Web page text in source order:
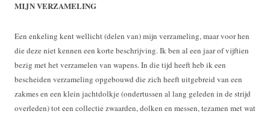
MIJN VERZAMELING
Een enkeling kent wellicht (delen van) mijn verzameling, maar voor hen
die deze niet kennen een korte beschrijving. Ik ben al een jaar of vijftien
bezig met het verzamelen van wapens. In die tijd heeft heb ik een
bescheiden verzameling opgebouwd die zich heeft uitgebreid van een
zakmes en een klein jachtdolkje (ondertussen al lang geleden in de strijd
overleden) tot een collectie zwaarden, dolken en messen, tezamen met wat